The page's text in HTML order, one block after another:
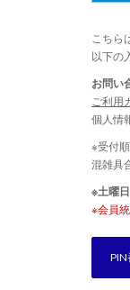
こちら
以下の
お問い
ご利用
個人情
※受付
混雑具
※土曜
※会員